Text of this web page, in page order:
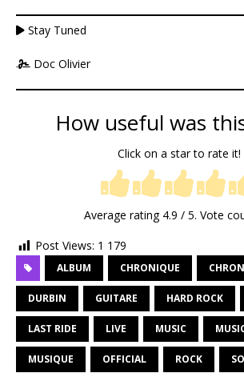
Stay Tuned
Doc Olivier
How useful was
Click on a star to rate it!
Average rating 4.9 / 5. Vote
Post Views: 1 179
ALBUM CHRONIQUE
DURBIN GUITARE HARD ROCK
LAST RIDE LIVE MUSIC
MUSIQUE OFFICIAL ROCK